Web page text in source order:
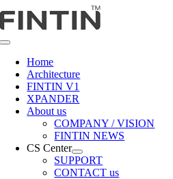
콘
텐
츠
Toggle
NavigationHome
Architecture
FINTIN V1
XPANDER
About us
COMPANY / VISION
FINTIN NEWS
CS Center
SUPPORT
CONTACT us